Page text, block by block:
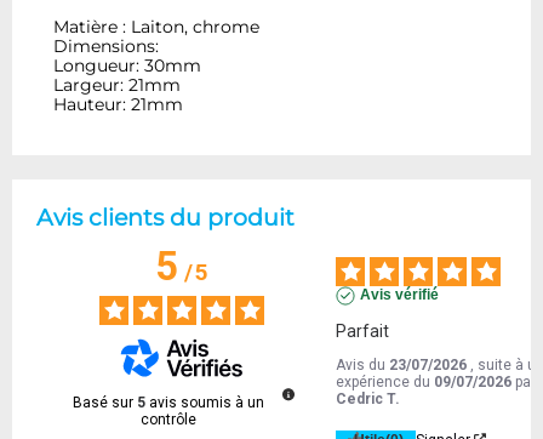
Matière : Laiton, chrome
Dimensions:
Longueur: 30mm
Largeur: 21mm
Hauteur: 21mm
Avis clients du produit
5/5
Basé sur 5 avis soumis à un
contrôle
Avis vérifié
Parfait
Avis du 23/07/2026
, suite à
expérience du 09/07/2026 par
Cedric T.